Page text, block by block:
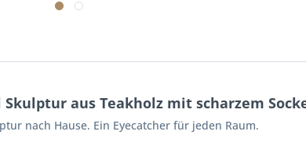
aus Teakholz mit scharzem
nach Hause. Ein Eyecatcher für jeden Raum.